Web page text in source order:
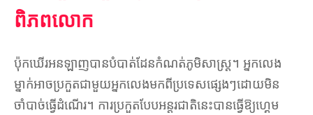
ពិភពលោក
ប៉ុកឃើរអនឡាញបានបំបាត់ដែនកំណត់ភូមិសាស្ត្រ។ អ្នកលេង
ម្នាក់អាចប្រកួតជាមួយអ្នកលេងមកពីប្រទេសផ្សេងៗដោយមិន
ចាំបាច់ធ្វើដំណើរ។ ការប្រកួតបែបអន្តរជាតិនេះបានធ្វើឱ្យហ្គេម